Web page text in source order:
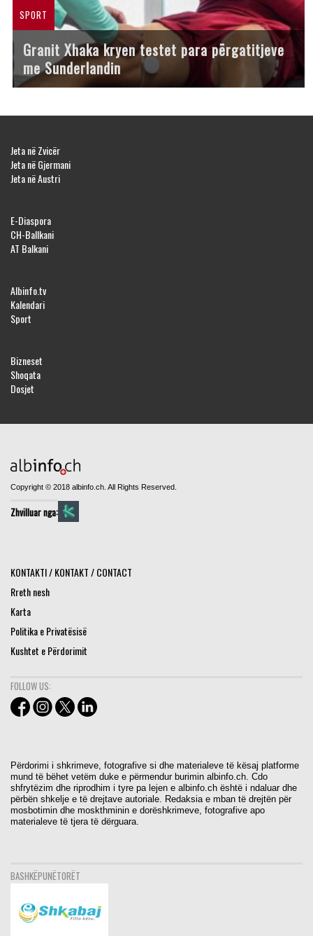
SPORT
Granit Xhaka kryen testet para përgatitjeve
me Sunderlandin
Jeta në Zvicër
Jeta në Gjermani
Jeta në Austri
E-Diaspora
CH-Ballkani
AT Balkani
Albinfo.tv
Kalendari
Sport
Bizneset
Shoqata
Dosjet
Copyright © 2018 albinfo.ch. All Rights Reserved.
Zhvilluar nga:
KONTAKTI / KONTAKT / CONTACT
Rreth nesh
Karta
Politika e Privatësisë
Kushtet e Përdorimit
FOLLOW US:
Përdorimi i shkrimeve, fotografive si dhe materialeve të kësaj platforme
mund të bëhet vetëm duke e përmendur burimin albinfo.ch. Cdo
shfrytëzim dhe riprodhim i tyre pa lejen e albinfo.ch është i ndaluar dhe
përbën shkelje e të drejtave autoriale. Redaksia e mban të drejtën për
mosbotimin dhe moskthminin e dorëshkrimeve, fotografive apo
materialeve të tjera të dërguara.
BASHKËPUNËTORËT